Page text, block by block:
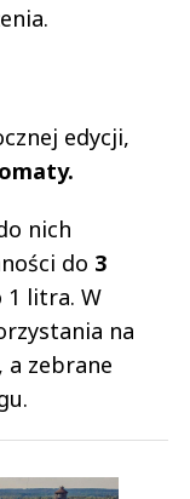
edycji,
nich
do 3
litra. W
na
zebrane